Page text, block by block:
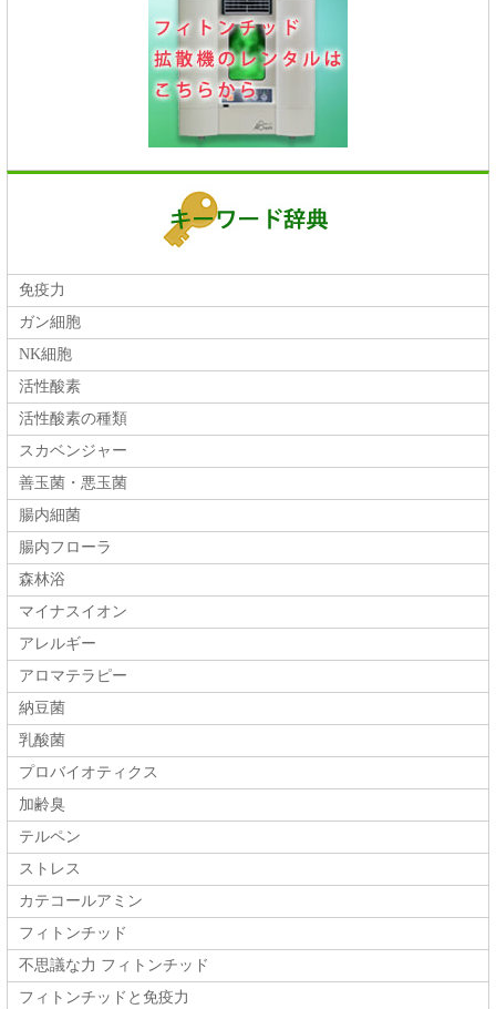
免疫力
ガン細胞
NK細胞
活性酸素
活性酸素の種類
スカベンジャー
善玉菌・悪玉菌
腸内細菌
腸内フローラ
森林浴
マイナスイオン
アレルギー
アロマテラピー
納豆菌
乳酸菌
プロバイオティクス
加齢臭
テルペン
ストレス
カテコールアミン
フィトンチッド
不思議な力 フィトンチッド
フィトンチッドと免疫力